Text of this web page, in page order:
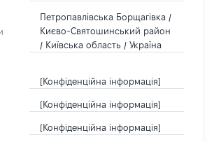
Петропавлівська Борщагівка /
Києво-Святошинський район
/ Київська область / Україна
[Конфіденційна інформація]
[Конфіденційна інформація]
[Конфіденційна інформація]